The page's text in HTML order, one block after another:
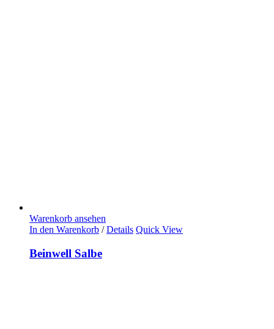
Warenkorb ansehen
In den Warenkorb / Details Quick View
Beinwell Salbe